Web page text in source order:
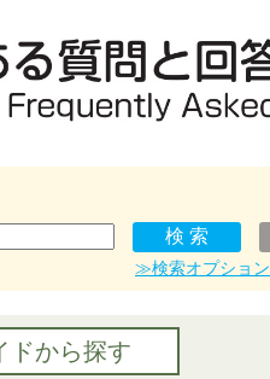
≫検索オプション
ドから探す